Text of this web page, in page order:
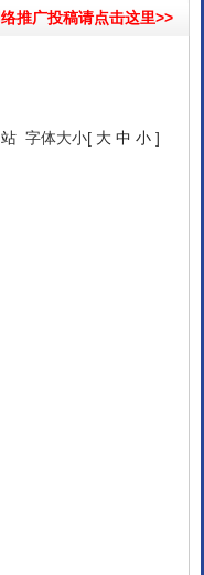
络推广投稿请点击这里>>
字体大小[ 大 中 小 ]